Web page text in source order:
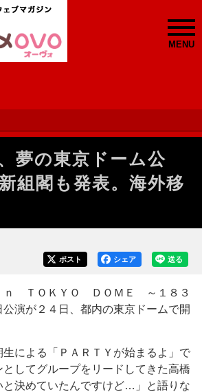
MENU
夢の東京ドーム公
組閣も発表。海外移
送る
シェア
ポスト
ＴＯＫＹＯ ＤＯＭＥ ～１８３
公演が２４日、都内の東京ドームで開
による「ＰＡＲＴＹが始まるよ」で
してグループをリードしてきた高橋
と決めていたんですけど…」と語りな